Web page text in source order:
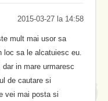
2015-03-27 la 14:58
mult mai usor sa
loc sa le alcatuiesc eu.
in mare urmaresc
de cautare si
vei mai posta si